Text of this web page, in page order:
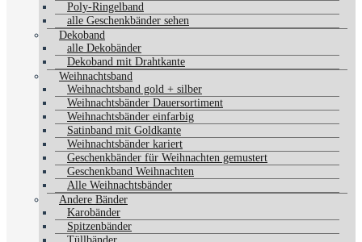
Poly-Ringelband
alle Geschenkbänder sehen
Dekoband
alle Dekobänder
Dekoband mit Drahtkante
Weihnachtsband
Weihnachtsband gold + silber
Weihnachtsbänder Dauersortiment
Weihnachtsbänder einfarbig
Satinband mit Goldkante
Weihnachtsbänder kariert
Geschenkbänder für Weihnachten gemustert
Geschenkband Weihnachten
Alle Weihnachtsbänder
Andere Bänder
Karobänder
Spitzenbänder